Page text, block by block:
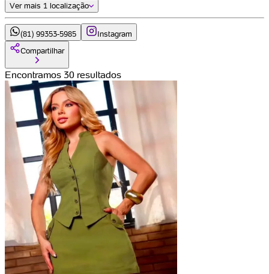
Ver mais 1 localização
(81) 99353-5985
Instagram
Compartilhar
Encontramos 30 resultados